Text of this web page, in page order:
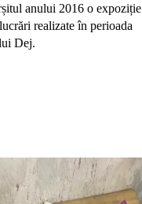
anului 2016 o expoziție
realizate în perioada
Dej.